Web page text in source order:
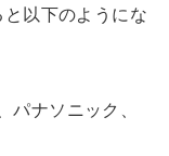
以下のようにな
ナソニック、